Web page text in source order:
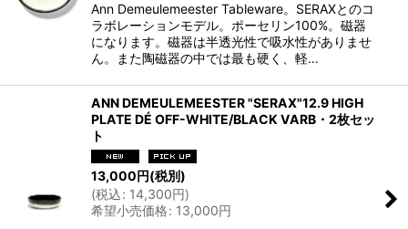
Ann Demeulemeester Tableware。SERAXとのコ
ラボレーションモデル。ポーセリン100%。磁器
になります。磁器は半透光性で吸水性がありませ
ん。また陶磁器の中では最も硬く、軽…
ANN DEMEULEMEESTER "SERAX"12.9 HIGH
PLATE DÉ OFF-WHITE/BLACK VARB・2枚セッ
ト
13,000円(税別)
(税込: 14,300円)
希望小売価格: 13,000円